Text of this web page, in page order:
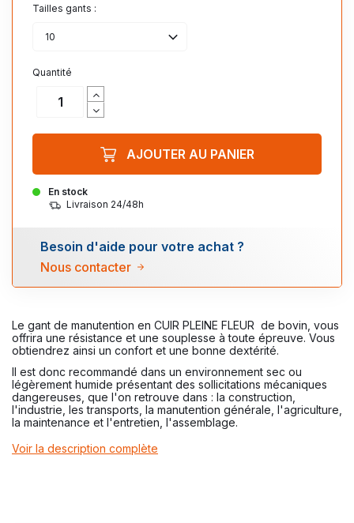
Le gant de manutention en CUIR PLEINE FLEUR de bovin, vous
offrira une résistance et une souplesse à toute épreuve. Vous
obtiendrez ainsi un confort et une bonne dextérité.
Il est donc recommandé dans un environnement sec ou
légèrement humide présentant des sollicitations mécaniques
dangereuses, que l'on retrouve dans : la construction,
l'industrie, les transports, la manutention générale, l'agriculture,
la maintenance et l'entretien, l'assemblage.
Voir la description complète
Tailles gants :
10
Quantité
En stock
Livraison 24/48h
AJOUTER AU PANIER
Besoin d'aide pour votre achat ?
Nous contacter